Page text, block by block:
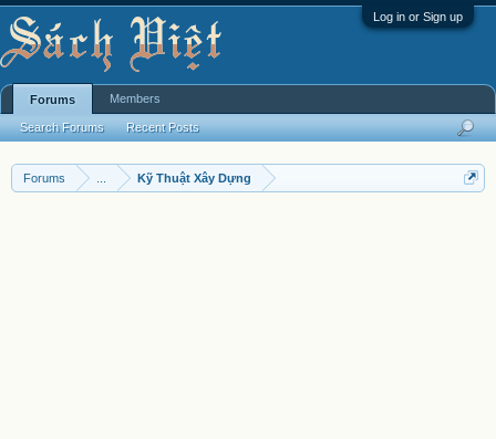
Log in or Sign up
Forums Kỹ Thuật Xây Dựng
Forums
Search Forums Recent Posts
Members